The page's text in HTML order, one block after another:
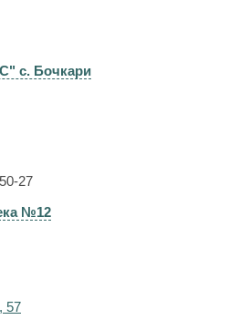
с. Бочкари
27
№12
57